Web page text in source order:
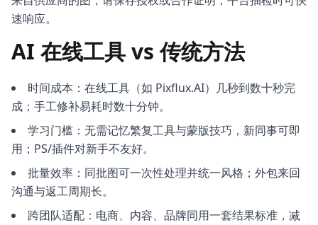
速响应。
AI 在线工具 vs 传统方法
时间成本：在线工具（如 Pixflux.AI）几秒到数十秒完
成；手工修补易耗时数十分钟。
学习门槛：无需记忆繁复工具与蒙版技巧，新同事可即
用；PS/插件对新手不友好。
批量效率：同批图可一次性处理并统一风格；外包来回
沟通与返工周期长。
跨团队适配：电商、内容、品牌同用一套结果标准，减